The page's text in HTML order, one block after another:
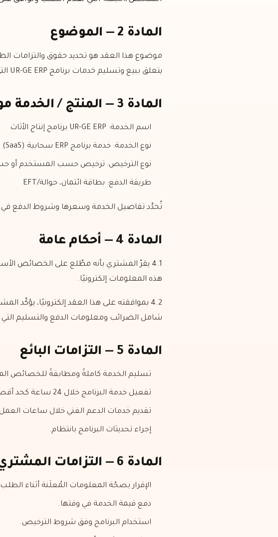
المادة 2 — الموضوع
يتعلق ببيع وتسليم خدمات برنامج UR-GE ERP التي طلبها المشتري إلكترونيًا من موقع البائع.
المادة 3 — المنتج / الخدمة موضوع العقد
اسم الخدمة: UR-GE ERP برنامج إنتاج الأثاث
نوع الخدمة: خدمة برنامج ERP سحابية (SaaS)
نوع الترخيص: ترخيص حسب المستخدم أو
طريقة الدفع: بطاقة ائتمان، حوالة/EFT
تُحدَّد تفاصيل الخدمة وسعرها وشروط الدفع
المادة 4 — أحكام عامة
4.1 يقرّ المشتري بأنه مطّلع على الخصائص
هذه المعلومات إلكترونيًا.
4.2 بموافقته على هذا العقد إلكترونيًا،
شامل الضرائب ومعلومات الدفع والتسليم
المادة 5 — التزامات البائع
تسليم الخدمة كاملةً ومطابقةً للخصائص
تفعيل خدمة البرنامج خلال 24 ساعة كحد أقصى بعد اعتماد الدفع.
تقديم خدمات الدعم الفني خلال ساعات
إجراء تحديثات البرنامج بانتظام.
المادة 6 — التزامات المشتري
الإقرار بصحّة المعلومات المُعلَنة أثناء
دفع قيمة الخدمة في وقتها.
استخدام البرنامج وفق شروط الترخيص.